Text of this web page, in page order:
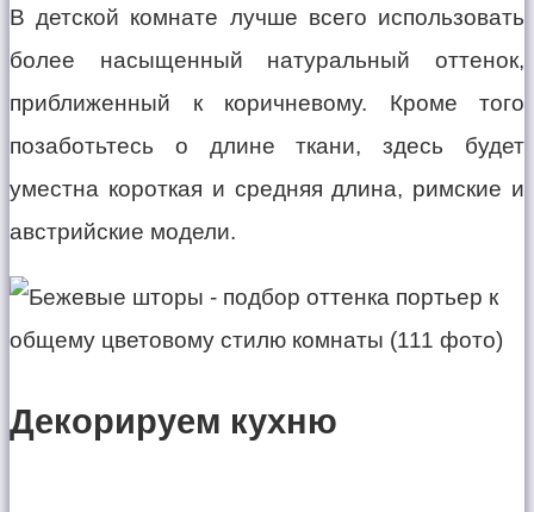
В детской комнате лучше всего использовать
более насыщенный натуральный оттенок,
приближенный к коричневому. Кроме того
позаботьтесь о длине ткани, здесь будет
уместна короткая и средняя длина, римские и
австрийские модели.
Декорируем кухню